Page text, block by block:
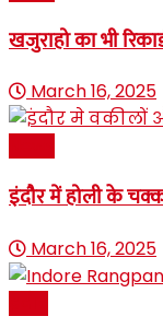
खजुराहो का भी
March 16, 2025
इंदौर में होली के
March 16, 2025